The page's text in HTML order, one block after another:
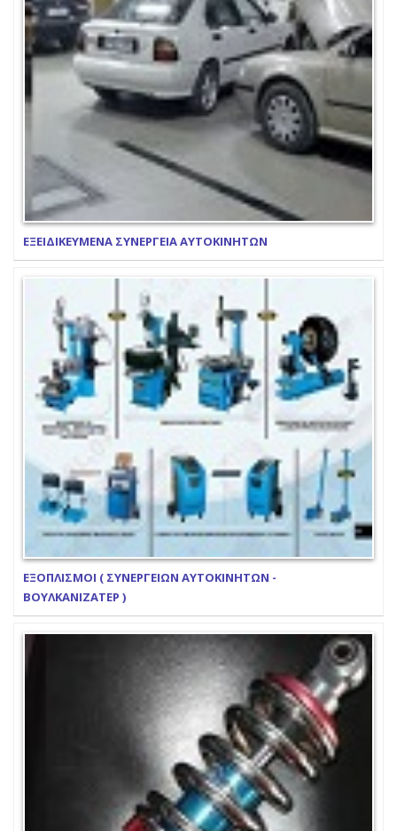
ΕΞΕΙΔΙΚΕΥΜΕΝΑ ΣΥΝΕΡΓΕΙΑ ΑΥΤΟΚΙΝΗΤΩΝ
ΕΞΟΠΛΙΣΜΟΙ ( ΣΥΝΕΡΓΕΙΩΝ ΑΥΤΟΚΙΝΗΤΩΝ -
ΒΟΥΛΚΑΝΙΖΑΤΕΡ )